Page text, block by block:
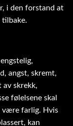
i den forstand at
tilbake.
angst, skremt,
av skrekk,
følelsene skal
være farlig. Hvis
kan